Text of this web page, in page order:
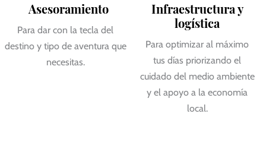
Asesoramiento
Para dar con la tecla del
destino y tipo de aventura que
necesitas.
Infraestructura y
logística
Para optimizar al máximo
tus días priorizando el
cuidado del medio ambiente
y el apoyo a la economía
local.